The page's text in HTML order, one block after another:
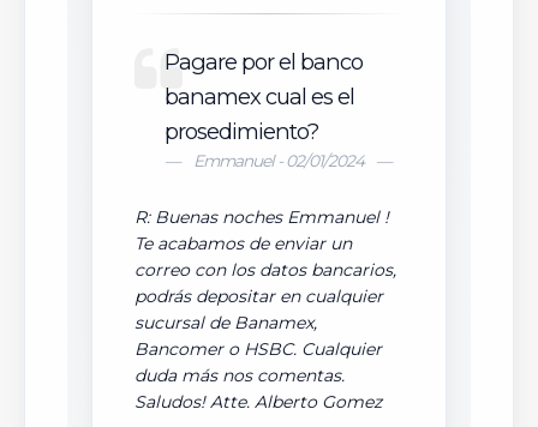
Pagare por el banco
banamex cual es el
prosedimiento?
Emmanuel - 02/01/2024
R: Buenas noches Emmanuel !
Te acabamos de enviar un
correo con los datos bancarios,
podrás depositar en cualquier
sucursal de Banamex,
Bancomer o HSBC. Cualquier
duda más nos comentas.
Saludos! Atte. Alberto Gomez